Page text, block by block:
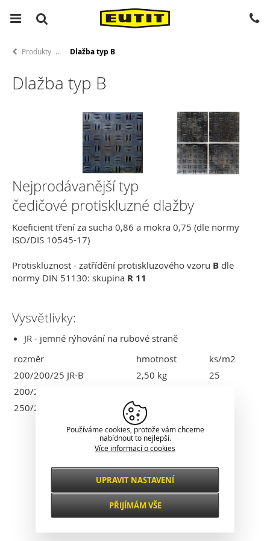
Produkty Dlažba typ B
Dlažba typ B
Nejprodávanější typ
čedičové protiskluzné dlažby
Koeficient tření za sucha 0,86 a mokra 0,75 (dle normy
ISO/DIS 10545-17)
Protiskluznost - zatřídění protiskluzového vzoru B dle
normy DIN 51130: skupina R 11
Vysvětlivky:
JR - jemné rýhování na rubové straně
rozměr
hmotnost
ks/m2
200/200/25 JR-B
2,50 kg
25
200/200/30 JR-B
250/250/30 JR-B
4,70 kg
Klasické zobrazení
Používáme cookies, protože vám chceme
nabídnout to nejlepší.
Více informací o cookies
Nezbytné
VŽDY AKTIVNÍ
Funkční a
UPRAVIT NASTAVENÍ
PŘIJÍMÁM VŠE